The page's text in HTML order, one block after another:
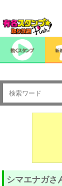
シマエナガさ